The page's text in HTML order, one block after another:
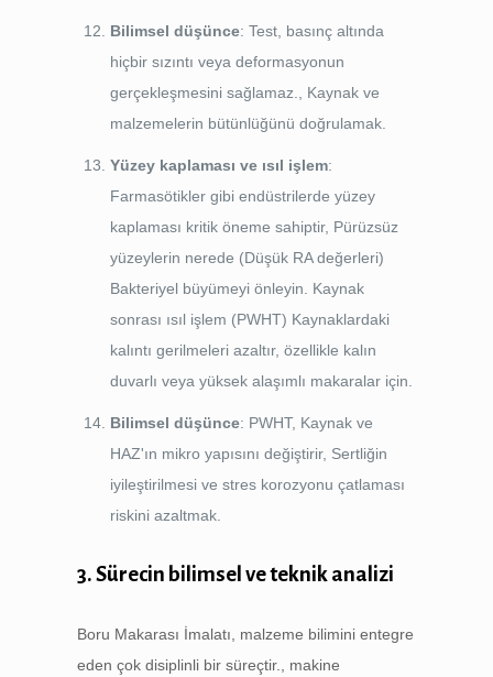
Bilimsel düşünce: Test, basınç altında
hiçbir sızıntı veya deformasyonun
gerçekleşmesini sağlamaz., Kaynak ve
malzemelerin bütünlüğünü doğrulamak.
Yüzey kaplaması ve ısıl işlem:
Farmasötikler gibi endüstrilerde yüzey
kaplaması kritik öneme sahiptir, Pürüzsüz
yüzeylerin nerede (Düşük RA değerleri)
Bakteriyel büyümeyi önleyin. Kaynak
sonrası ısıl işlem (PWHT) Kaynaklardaki
kalıntı gerilmeleri azaltır, özellikle kalın
duvarlı veya yüksek alaşımlı makaralar için.
Bilimsel düşünce: PWHT, Kaynak ve
HAZ'ın mikro yapısını değiştirir, Sertliğin
iyileştirilmesi ve stres korozyonu çatlaması
riskini azaltmak.
3. Sürecin bilimsel ve teknik analizi
Boru Makarası İmalatı, malzeme bilimini entegre
eden çok disiplinli bir süreçtir., makine